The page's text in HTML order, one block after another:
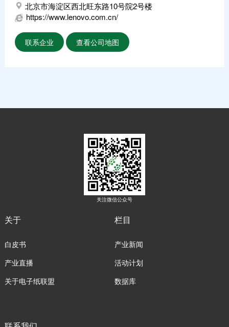
北京市海淀区西北旺东路10号院2号楼
https://www.lenovo.com.cn/
联系企业 查看公司地图
关注微信公众号
关于
白皮书
产业直播
关于电子纸联盟
栏目
产业新闻
活动计划
数据库